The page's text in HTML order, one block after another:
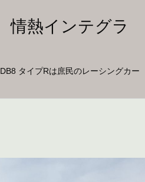
情熱インテグラ
DB8 タイプRは庶民のレーシングカー